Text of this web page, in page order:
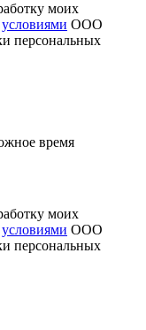
моих
условиями ООО
персональных
время
моих
условиями ООО
персональных